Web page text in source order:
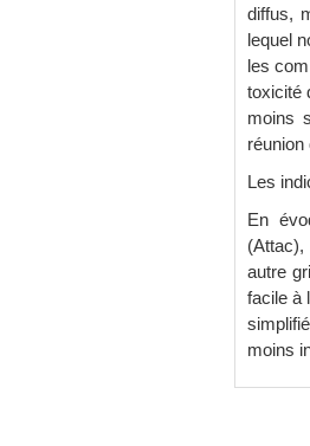
diffus,
lequel
les
toxicité
moins
réunion
Les
En
autre
facile à
moins